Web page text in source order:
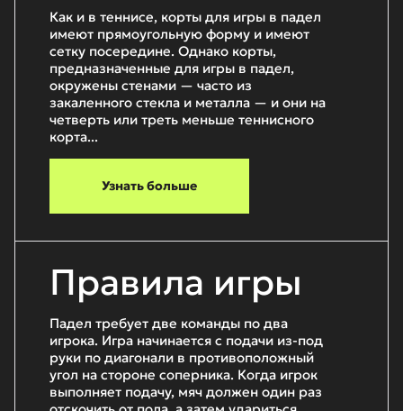
Как и в теннисе, корты для игры в падел
имеют прямоугольную форму и имеют
сетку посередине. Однако корты,
предназначенные для игры в падел,
окружены стенами — часто из
закаленного стекла и металла — и они на
четверть или треть меньше теннисного
корта...
Узнать больше
Правила игры
Падел требует две команды по два
игрока. Игра начинается с подачи из-под
руки по диагонали в противоположный
угол на стороне соперника. Когда игрок
выполняет подачу, мяч должен один раз